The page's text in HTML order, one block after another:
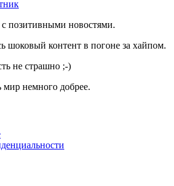
позитивными новостями.
шоковый контент в погоне за хайпом.
не страшно ;-)
мир немного добрее.